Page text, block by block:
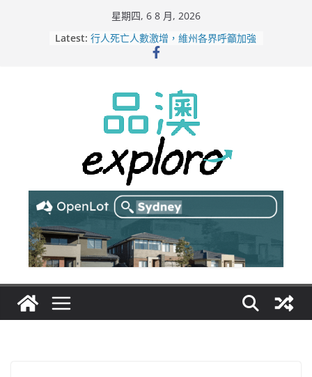
星期四, 6 8 月, 2026
Latest: 行人死亡人數激增，維州各界呼籲加強
美商二手巨頭進駐吉朗，在地慈善小店
憂生存空間遭擠壓
電動車電池爭端隱憂浮現！經銷商警告
澳洲恐迎訴訟浪潮
拒絕白工！ Aldi涉強迫無薪加班 掏
5500萬澳元和解